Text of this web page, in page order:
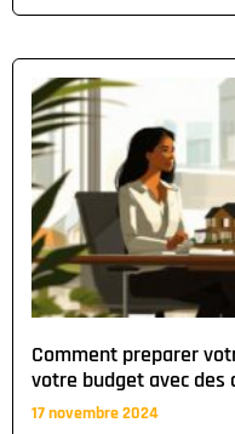
Comment preparer
votre budget avec
17 novembre 2024